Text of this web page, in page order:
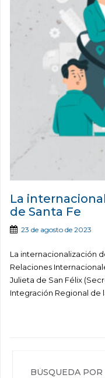
La
de Santa Fe
23 de agosto de 2023
La internacionalización
Relaciones
Julieta de San Félix
Integración Regional de
BÚSQUEDA POR